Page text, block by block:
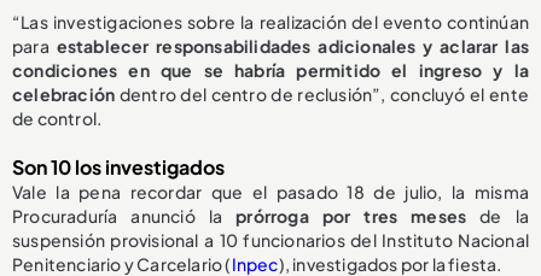
“Las investigaciones sobre la realización del evento continúan
para establecer responsabilidades adicionales y aclarar las
condiciones en que se habría permitido el ingreso y la
celebración dentro del centro de reclusión”, concluyó el ente
de control.
Son 10 los investigados
Vale la pena recordar que el pasado 18 de julio, la misma
Procuraduría anunció la prórroga por tres mesesde la
suspensión provisional a 10 funcionarios del Instituto Nacional
Penitenciario y Carcelario (Inpec), investigados por la fiesta.